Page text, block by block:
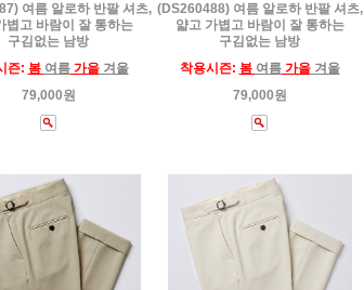
여름 알로하 반팔 셔츠,
볍고 바람이 잘 통하는
구김없는 남방
즌: 봄 여름가을겨울
79,000원
(DS260488) 여름 알로하 반팔 셔츠,
얇고 가볍고 바람이 잘 통하는
구김없는 남방
착용시즌: 봄 여름가을겨울
79,000원